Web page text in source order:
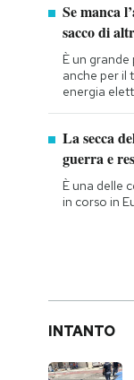
Se manca
sacco di
È un
anche per il
energia
La secca
guerra e
È una delle
in corso in
INTANTO